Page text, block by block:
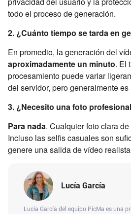
todo el proceso de generación.
2. ¿Cuánto tiempo se tarda en
En promedio, la generación del
aproximadamente un minuto. El
procesamiento puede variar
del servidor, pero generalmente
3. ¿Necesito una foto
Para nada. Cualquier foto clara
Incluso las selfis casuales son
genere una salida de vídeo
Lucía García
Lucía García del equipo PicMa es una